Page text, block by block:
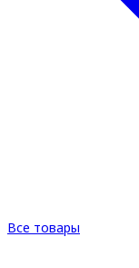
Все товары